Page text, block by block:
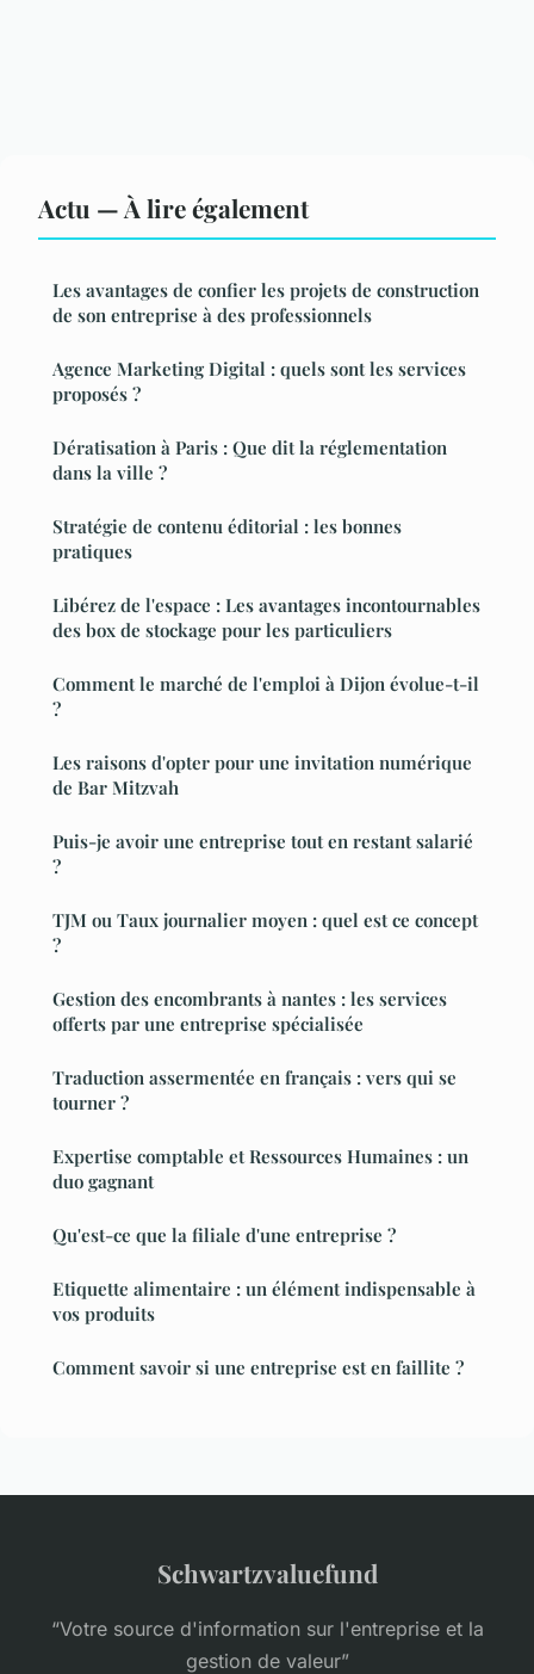
Actu — À lire également
Les avantages de confier les projets de construction
de son entreprise à des professionnels
Agence Marketing Digital : quels sont les services
proposés ?
Dératisation à Paris : Que dit la réglementation
dans la ville ?
Stratégie de contenu éditorial : les bonnes
pratiques
Libérez de l'espace : Les avantages incontournables
des box de stockage pour les particuliers
Comment le marché de l'emploi à Dijon évolue-t-il
?
Les raisons d'opter pour une invitation numérique
de Bar Mitzvah
Puis-je avoir une entreprise tout en restant salarié
?
TJM ou Taux journalier moyen : quel est ce concept
?
Gestion des encombrants à nantes : les services
offerts par une entreprise spécialisée
Traduction assermentée en français : vers qui se
tourner ?
Expertise comptable et Ressources Humaines : un
duo gagnant
Qu'est-ce que la filiale d'une entreprise ?
Etiquette alimentaire : un élément indispensable à
vos produits
Comment savoir si une entreprise est en faillite ?
Schwartzvaluefund
“Votre source d'information sur l'entreprise et la
gestion de valeur”